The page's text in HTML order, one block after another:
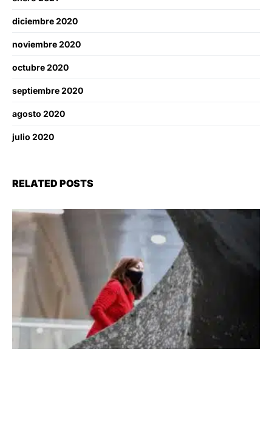
diciembre 2020
noviembre 2020
octubre 2020
septiembre 2020
agosto 2020
julio 2020
RELATED POSTS